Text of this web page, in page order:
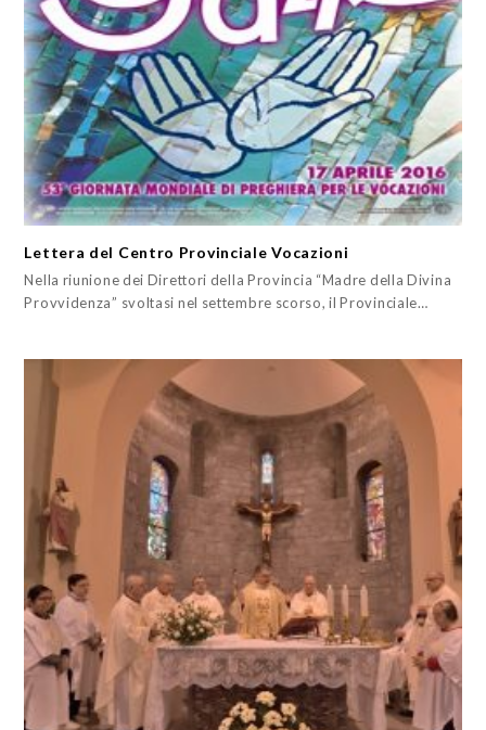
Lettera del Centro Provinciale Vocazioni
Nella riunione dei Direttori della Provincia “Madre della Divina
Provvidenza” svoltasi nel settembre scorso, il Provinciale…